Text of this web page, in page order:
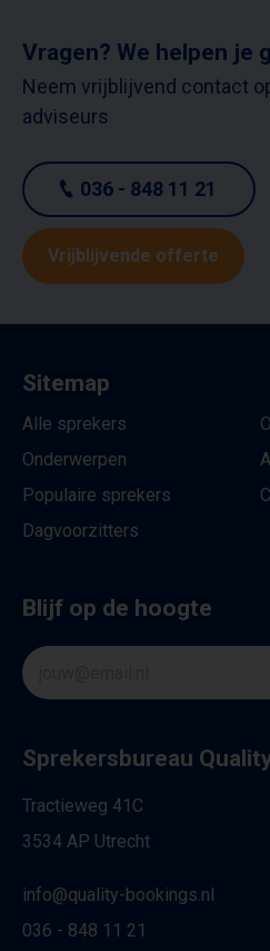
Vragen? We helpen je
Neem vrijblijvend contact
adviseurs
036 - 848 11 21
Vrijblijvende offerte
Sitemap
Alle sprekers
Onderwerpen
Populaire sprekers
Dagvoorzitters
Blijf op de hoogte
Sprekersbureau
Tractieweg 41C
3534 AP Utrecht
info@quality-bookings.nl
036 - 848 11 21